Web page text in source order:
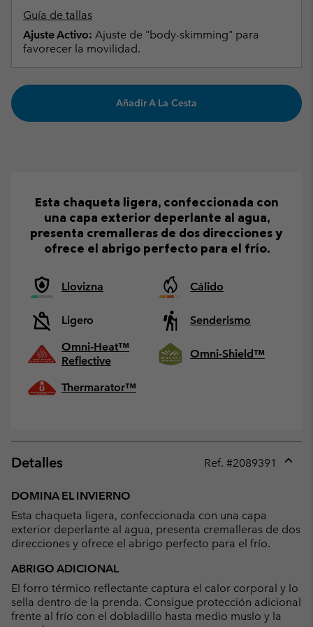
Guía de tallas
Ajuste Activo: Ajuste de "body-skimming" para
favorecer la movilidad.
Añadir A La Cesta
Esta chaqueta ligera, confeccionada con
una capa exterior deperlante al agua,
presenta cremalleras de dos direcciones y
ofrece el abrigo perfecto para el frío.
Llovizna Cálido
Ligero
Senderismo
Omni-Heat™
Reflective
Omni-Shield™
Thermarator™
Detalles Ref. #2089391
DOMINA EL INVIERNO
Esta chaqueta ligera, confeccionada con una capa
exterior deperlante al agua, presenta cremalleras de dos
direcciones y ofrece el abrigo perfecto para el frío.
ABRIGO ADICIONAL
El forro térmico reflectante captura el calor corporal y lo
sella dentro de la prenda. Consigue protección adicional
frente al frío con el dobladillo hasta medio muslo y la